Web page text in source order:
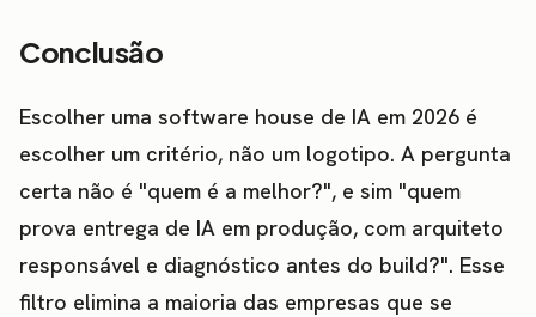
Conclusão
Escolher uma software house de IA em 2026 é
escolher um critério, não um logotipo. A pergunta
certa não é "quem é a melhor?", e sim "quem
prova entrega de IA em produção, com arquiteto
responsável e diagnóstico antes do build?". Esse
filtro elimina a maioria das empresas que se